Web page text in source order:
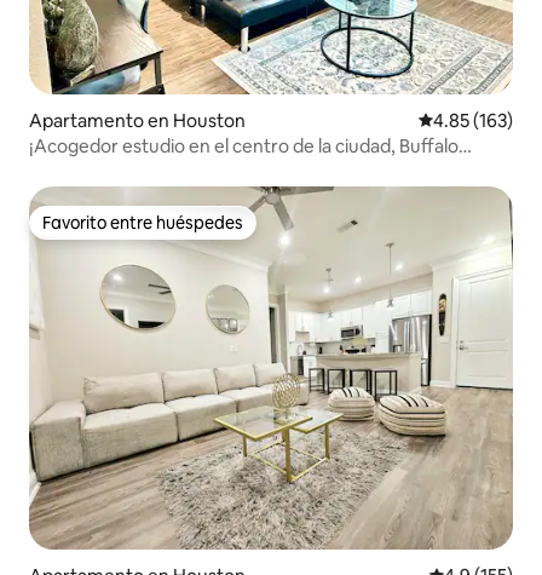
Apartamento en Houston Calificación
4.85 (163)
¡Acogedor estudio en el centro de la ciudad, Buffalo
Favorito entre huéspedes
Favorito entre huéspedes